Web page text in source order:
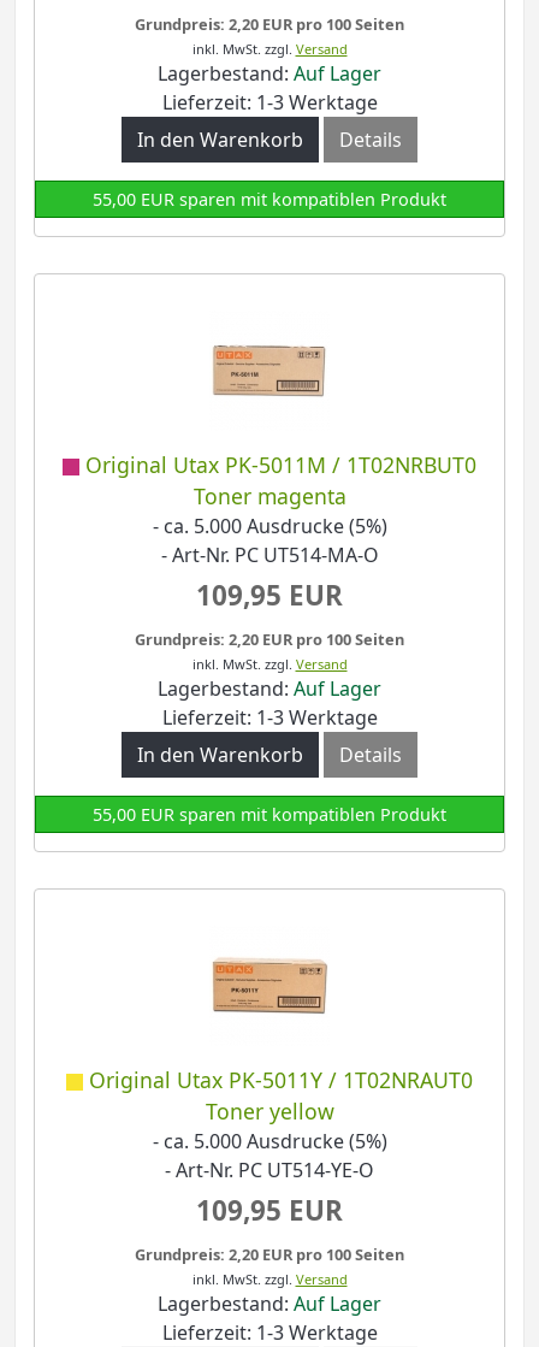
Grundpreis: 2,20 EUR pro 100 Seiten
inkl. MwSt. zzgl. Versand
Lagerbestand: Auf Lager
Lieferzeit: 1-3 Werktage
In den Warenkorb
Details
55,00 EUR sparen mit kompatiblen Produkt
Original Utax PK-5011M / 1T02NRBUT0
Toner magenta
- ca. 5.000 Ausdrucke (5%)
- Art-Nr. PC UT514-MA-O
109,95 EUR
Grundpreis: 2,20 EUR pro 100 Seiten
inkl. MwSt. zzgl. Versand
Lagerbestand: Auf Lager
Lieferzeit: 1-3 Werktage
In den Warenkorb
Details
55,00 EUR sparen mit kompatiblen Produkt
Original Utax PK-5011Y / 1T02NRAUT0
Toner yellow
- ca. 5.000 Ausdrucke (5%)
- Art-Nr. PC UT514-YE-O
109,95 EUR
Grundpreis: 2,20 EUR pro 100 Seiten
inkl. MwSt. zzgl. Versand
Lagerbestand: Auf Lager
Lieferzeit: 1-3 Werktage